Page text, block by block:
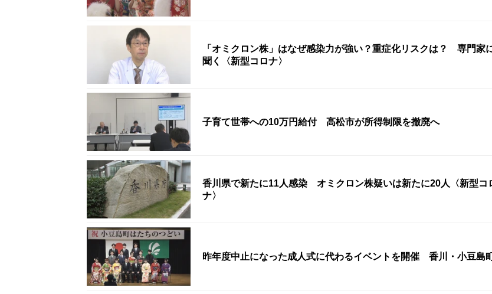
「オミクロン株」はなぜ感染力が強い？重症化リスクは？ 専門家
聞く〈新型コロナ〉
子育て世帯への10万円給付 高松市が所得制限を撤廃へ
香川県で新たに11人感染 オミクロン株疑いは新たに20人〈新型コ
ナ〉
昨年度中止になった成人式に代わるイベントを開催 香川・小豆島